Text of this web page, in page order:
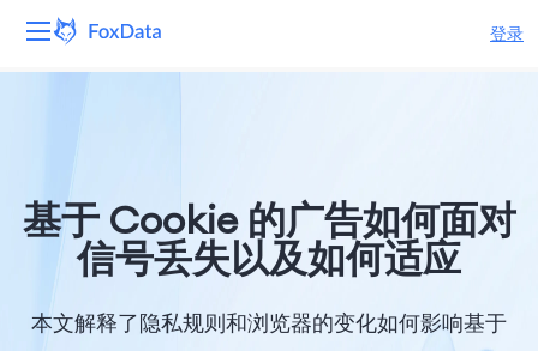
登录
解决方案
基于 Cookie 的广告如何面对
信号丢失以及如何适应
本文解释了隐私规则和浏览器的变化如何影响基于